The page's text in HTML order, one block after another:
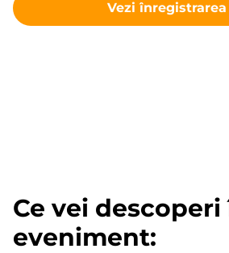
Vezi înregistrarea
Ce vei
eveniment: